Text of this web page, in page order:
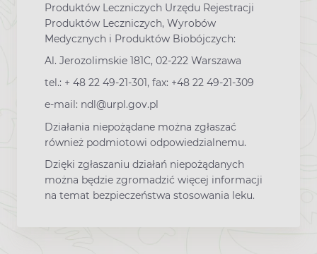
Produktów Leczniczych Urzędu Rejestracji
Produktów Leczniczych, Wyrobów
Medycznych i Produktów Biobójczych:
Al. Jerozolimskie 181C, 02-222 Warszawa
tel.: + 48 22 49-21-301, fax: +48 22 49-21-309
e-mail: ndl@urpl.gov.pl
Działania niepożądane można zgłaszać
również podmiotowi odpowiedzialnemu.
Dzięki zgłaszaniu działań niepożądanych
można będzie zgromadzić więcej informacji
na temat bezpieczeństwa stosowania leku.